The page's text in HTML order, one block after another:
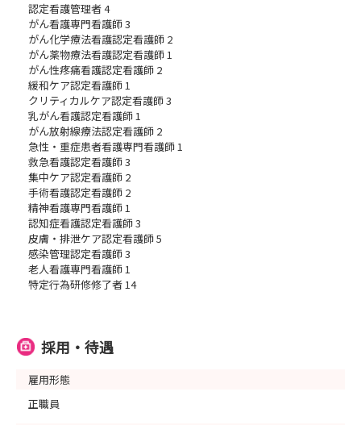
認定看護管理者 4
がん看護専門看護師 3
がん化学療法看護認定看護師 2
がん薬物療法看護認定看護師 1
がん性疼痛看護認定看護師 2
緩和ケア認定看護師 1
クリティカルケア認定看護師 3
乳がん看護認定看護師 1
がん放射線療法認定看護師 2
急性・重症患者看護専門看護師 1
救急看護認定看護師 3
集中ケア認定看護師 2
手術看護認定看護師 2
精神看護専門看護師 1
認知症看護認定看護師 3
皮膚・排泄ケア認定看護師 5
感染管理認定看護師 3
老人看護専門看護師 1
特定行為研修修了者 14
採用・待遇
雇用形態
正職員